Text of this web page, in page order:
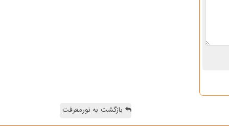
بازگشت به نورمعرفت